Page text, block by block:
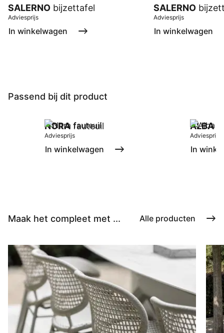
SALERNO bijzettafel
Adviesprijs
In winkelwagen
SALERNO
Adviesprijs
In winkelwagen
Passend bij dit product
NORAfauteuil
Adviesprijs
In winkelwagen
ALBA
Adviesprijs
In
Maak het compleet met ... Alle producten